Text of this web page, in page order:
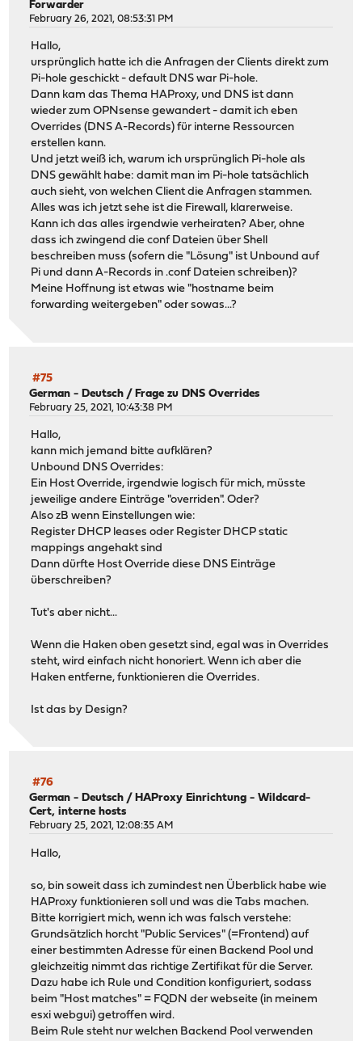
Forwarder
February 26, 2021, 08:53:31 PM
Hallo,
ursprünglich hatte ich die Anfragen der Clients direkt zum
Pi-hole geschickt - default DNS war Pi-hole.
Dann kam das Thema HAProxy, und DNS ist dann
wieder zum OPNsense gewandert - damit ich eben
Overrides (DNS A-Records) für interne Ressourcen
erstellen kann.
Und jetzt weiß ich, warum ich ursprünglich Pi-hole als
DNS gewählt habe: damit man im Pi-hole tatsächlich
auch sieht, von welchen Client die Anfragen stammen.
Alles was ich jetzt sehe ist die Firewall, klarerweise.
Kann ich das alles irgendwie verheiraten? Aber, ohne
dass ich zwingend die conf Dateien über Shell
beschreiben muss (sofern die "Lösung" ist Unbound auf
Pi und dann A-Records in .conf Dateien schreiben)?
Meine Hoffnung ist etwas wie "hostname beim
forwarding weitergeben" oder sowas...?
#75
German - Deutsch / Frage zu DNS Overrides
February 25, 2021, 10:43:38 PM
Hallo,
kann mich jemand bitte aufklären?
Unbound DNS Overrides:
Ein Host Override, irgendwie logisch für mich, müsste
jeweilige andere Einträge "overriden". Oder?
Also zB wenn Einstellungen wie:
Register DHCP leases oder Register DHCP static
mappings angehakt sind
Dann dürfte Host Override diese DNS Einträge
überschreiben?
Tut's aber nicht...
Wenn die Haken oben gesetzt sind, egal was in Overrides
steht, wird einfach nicht honoriert. Wenn ich aber die
Haken entferne, funktionieren die Overrides.
Ist das by Design?
#76
German - Deutsch /HAProxy Einrichtung - Wildcard-
Cert, interne hosts
February 25, 2021, 12:08:35 AM
Hallo,
so, bin soweit dass ich zumindest nen Überblick habe wie
HAProxy funktionieren soll und was die Tabs machen.
Bitte korrigiert mich, wenn ich was falsch verstehe:
Grundsätzlich horcht "Public Services" (=Frontend) auf
einer bestimmten Adresse für einen Backend Pool und
gleichzeitig nimmt das richtige Zertifikat für die Server.
Dazu habe ich Rule und Condition konfiguriert, sodass
beim "Host matches" = FQDN der webseite (in meinem
esxi webgui) getroffen wird.
Beim Rule steht nur welchen Backend Pool verwenden